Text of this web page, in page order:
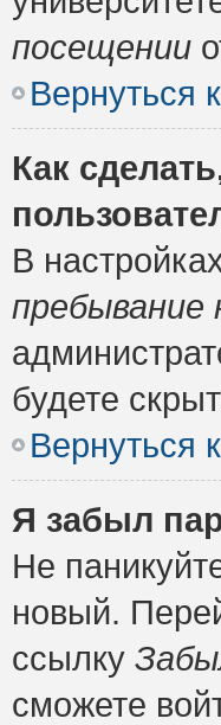
посещении
Вернуться
Как
В
пребывание
будете
Вернуться
Я забыл
Не
новый.
ссылку
сможете